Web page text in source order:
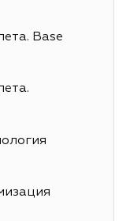
Base